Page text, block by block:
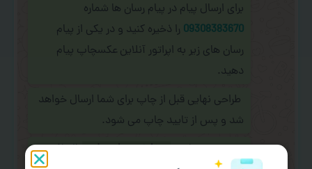
برای ارسال پیام در پیام رسان ها شماره
09308383670 را ذخیره کنید و در یکی از پیام
رسان های زیر به اپراتور آنلاین عکسچاپ پیام
دهید.
طراحی نهایی قبل از چاپ برای شما ارسال خواهد
شد و پس از تایید چاپ می شود.
در صورت نیاز به سفارشی سازی طرح (اضافه